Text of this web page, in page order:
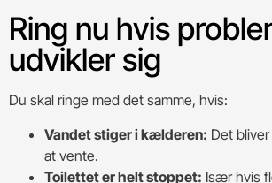
Ring nu hvis
udvikler sig
Du skal ringe med det samme, hvis:
Vandet stiger i kælderen: Det
at vente.
Toilettet er helt stoppet: Især hvis